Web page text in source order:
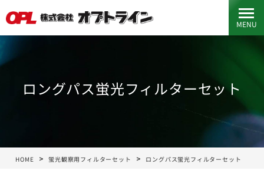
MENU
ロングパス蛍光フィルターセット
HOME 蛍光観察用フィルターセット ロングパス蛍光フィルターセット